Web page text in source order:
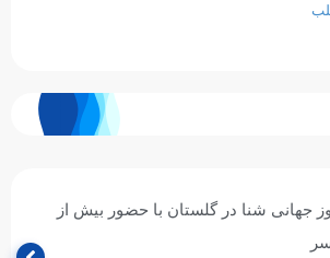
جهانی شنا در گلستان با حضور بیش از